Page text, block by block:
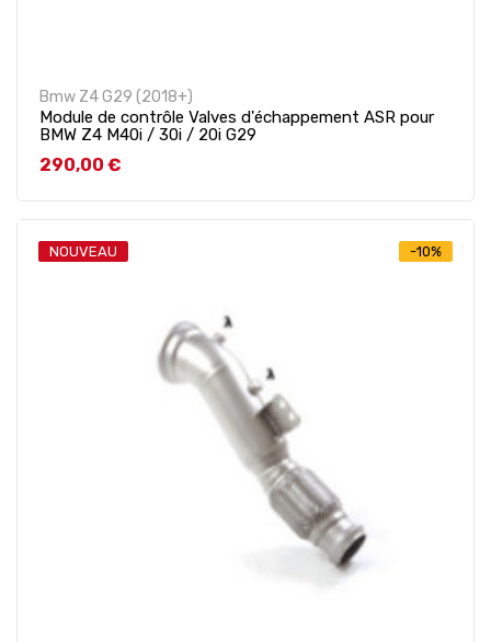
Bmw Z4 G29 (2018+)
Module de contrôle Valves d'échappement ASR pour
BMW Z4 M40i / 30i / 20i G29
Prix
290,00 €
NOUVEAU -10%